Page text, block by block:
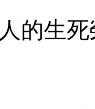
的生